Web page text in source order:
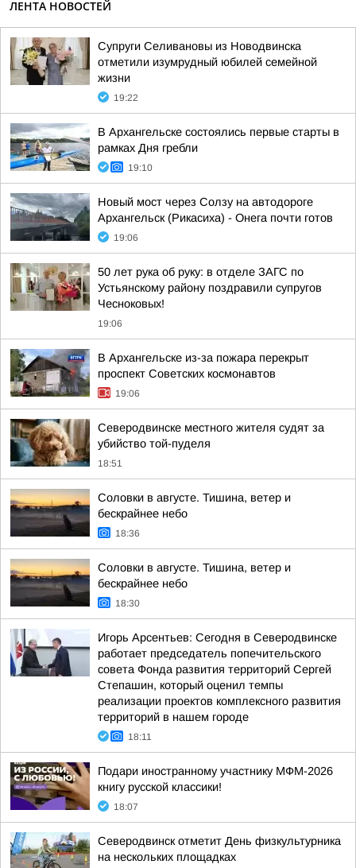
ЛЕНТА НОВОСТЕЙ
Супруги Селивановы из Новодвинска
отметили изумрудный юбилей семейной
жизни
19:22
В Архангельске состоялись первые старты в
рамках Дня гребли
19:10
Новый мост через Солзу на автодороге
Архангельск (Рикасиха) - Онега почти готов
19:06
50 лет рука об руку: в отделе ЗАГС по
Устьянскому району поздравили супругов
Чесноковых!
19:06
В Архангельске из-за пожара перекрыт
проспект Советских космонавтов
19:06
Северодвинске местного жителя судят за
убийство той-пуделя
18:51
Соловки в августе. Тишина, ветер и
бескрайнее небо
18:36
Соловки в августе. Тишина, ветер и
бескрайнее небо
18:30
Игорь Арсентьев: Сегодня в Северодвинске
работает председатель попечительского
совета Фонда развития территорий Сергей
Степашин, который оценил темпы
реализации проектов комплексного развития
территорий в нашем городе
18:11
Подари иностранному участнику МФМ-2026
книгу русской классики!
18:07
Северодвинск отметит День физкультурника
на нескольких площадках